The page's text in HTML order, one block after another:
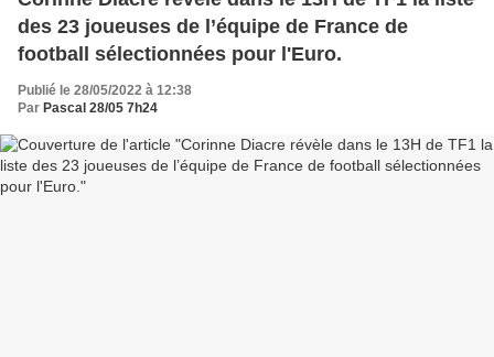
des 23 joueuses de l’équipe de France de
football sélectionnées pour l'Euro.
Publié le 28/05/2022 à 12:38
Par Pascal 28/05 7h24